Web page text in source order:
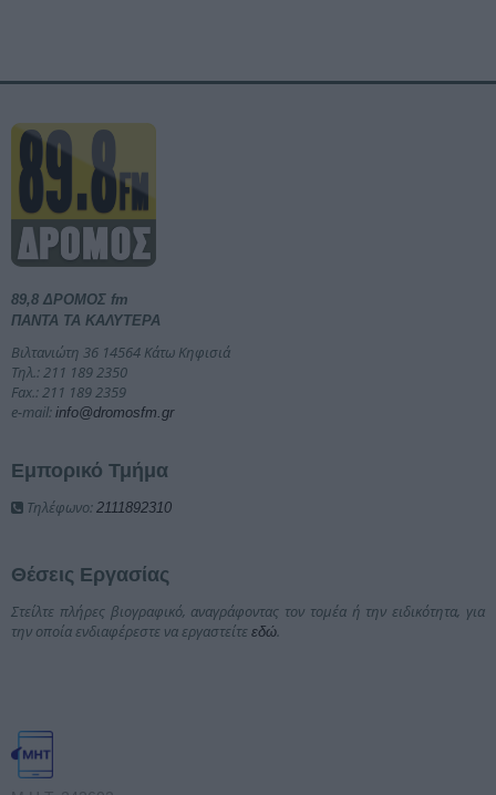
89,8 ΔΡΟΜΟΣ fm
ΠΑΝΤΑ ΤΑ ΚΑΛΥΤΕΡΑ
Βιλτανιώτη 36 14564 Κάτω Κηφισιά
Τηλ.: 211 189 2350
Fax.: 211 189 2359
e-mail: info@dromosfm.gr
Εμπορικό Τμήμα
Τηλέφωνο: 2111892310
Θέσεις Εργασίας
Στείλτε πλήρες βιογραφικό, αναγράφοντας τον τομέα ή την ειδικότητα, για
την οποία ενδιαφέρεστε να εργαστείτε εδώ